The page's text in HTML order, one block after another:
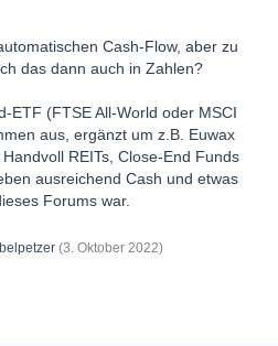
Cash-Flow, aber zu
das dann auch in Zahlen?
ETF (FTSE All-World oder MSCI
aus, ergänzt um z.B. Euwax
REITs, Close-End Funds
ausreichend Cash und etwas
Forums war.
(3. Oktober 2022)